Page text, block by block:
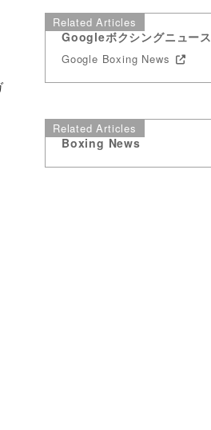
Related Articles
Googleボクシングニュース
Google Boxing News
Related Articles
Boxing News